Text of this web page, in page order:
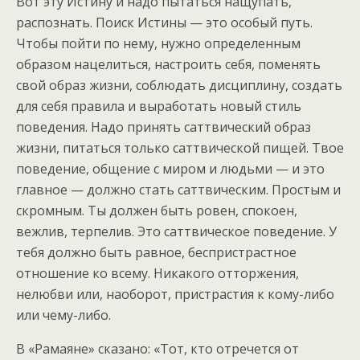
распознать. Поиск Истины — это особый путь.
Чтобы пойти по нему, нужно определенным
образом нацелиться, настроить себя, поменять
свой образ жизни, соблюдать дисциплину, создать
для себя правила и выработать новый стиль
поведения. Надо принять саттвический образ
жизни, питаться только саттвической пищей. Твое
поведение, общение с миром и людьми — и это
главное — должно стать саттвическим. Простым и
скромным. Ты должен быть ровен, спокоен,
вежлив, терпелив. Это саттвическое поведение. У
тебя должно быть равное, беспристрастное
отношение ко всему. Никакого отторжения,
нелюбви или, наоборот, пристрастия к кому-либо
или чему-либо.
В «Рамаяне» сказано: «Тот, кто отречется от